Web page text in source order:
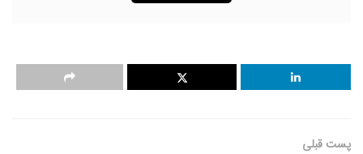
بدهم؟”
بارها را فدا کند یا هزینه‌ای سنگین متحمل شود،
پست قبلی